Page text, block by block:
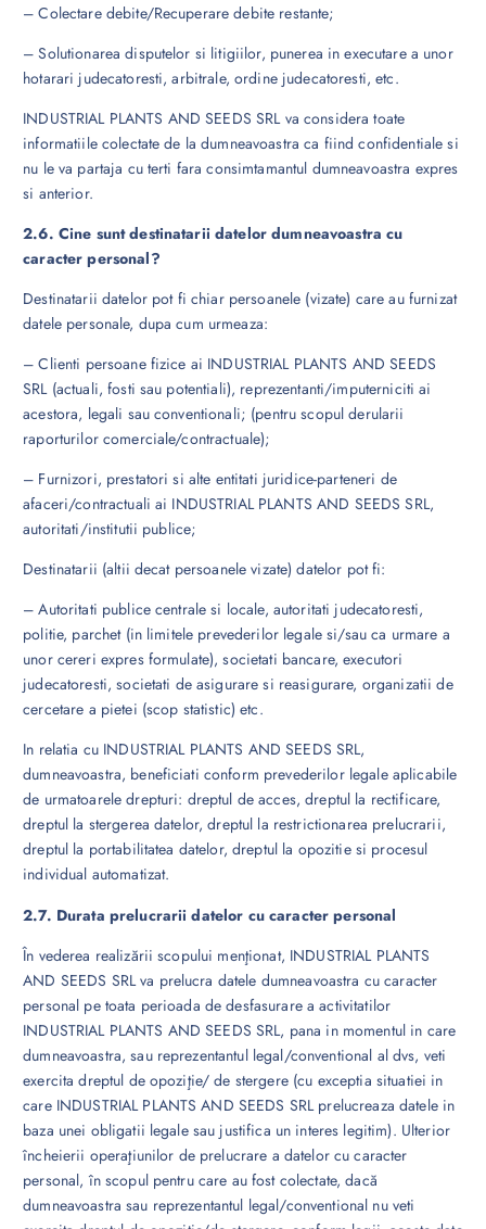
– Colectare debite/Recuperare debite restante;
– Solutionarea disputelor si litigiilor, punerea in executare a unor
hotarari judecatoresti, arbitrale, ordine judecatoresti, etc.
INDUSTRIAL PLANTS AND SEEDS SRL va considera toate
informatiile colectate de la dumneavoastra ca fiind confidentiale si
nu le va partaja cu terti fara consimtamantul dumneavoastra expres
si anterior.
2.6. Cine sunt destinatarii datelor dumneavoastra cu
caracter personal?
Destinatarii datelor pot fi chiar persoanele (vizate) care au furnizat
datele personale, dupa cum urmeaza:
– Clienti persoane fizice ai INDUSTRIAL PLANTS AND SEEDS
SRL (actuali, fosti sau potentiali), reprezentanti/imputerniciti ai
acestora, legali sau conventionali; (pentru scopul derularii
raporturilor comerciale/contractuale);
– Furnizori, prestatori si alte entitati juridice-parteneri de
afaceri/contractuali ai INDUSTRIAL PLANTS AND SEEDS SRL,
autoritati/institutii publice;
Destinatarii (altii decat persoanele vizate) datelor pot fi:
– Autoritati publice centrale si locale, autoritati judecatoresti,
politie, parchet (in limitele prevederilor legale si/sau ca urmare a
unor cereri expres formulate), societati bancare, executori
judecatoresti, societati de asigurare si reasigurare, organizatii de
cercetare a pietei (scop statistic) etc.
In relatia cu INDUSTRIAL PLANTS AND SEEDS SRL,
dumneavoastra, beneficiati conform prevederilor legale aplicabile
de urmatoarele drepturi: dreptul de acces, dreptul la rectificare,
dreptul la stergerea datelor, dreptul la restrictionarea prelucrarii,
dreptul la portabilitatea datelor, dreptul la opozitie si procesul
individual automatizat.
2.7. Durata prelucrarii datelor cu caracter personal
În vederea realizării scopului menţionat, INDUSTRIAL PLANTS
AND SEEDS SRL va prelucra datele dumneavoastra cu caracter
personal pe toata perioada de desfasurare a activitatilor
INDUSTRIAL PLANTS AND SEEDS SRL, pana in momentul in care
dumneavoastra, sau reprezentantul legal/conventional al dvs, veti
exercita dreptul de opoziţie/ de stergere (cu exceptia situatiei in
care INDUSTRIAL PLANTS AND SEEDS SRL prelucreaza datele in
baza unei obligatii legale sau justifica un interes legitim). Ulterior
încheierii operaţiunilor de prelucrare a datelor cu caracter
personal, în scopul pentru care au fost colectate, dacă
dumneavoastra sau reprezentantul legal/conventional nu veti